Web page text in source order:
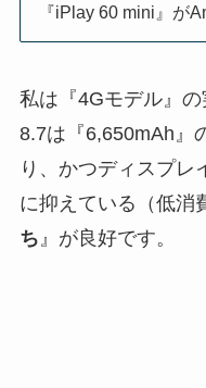
『iPlay 60 mini』が
私は『4Gモデル』
8.7は『6,650mAh』
り、かつディスプレ
に抑えている（低消
ち』が良好です。